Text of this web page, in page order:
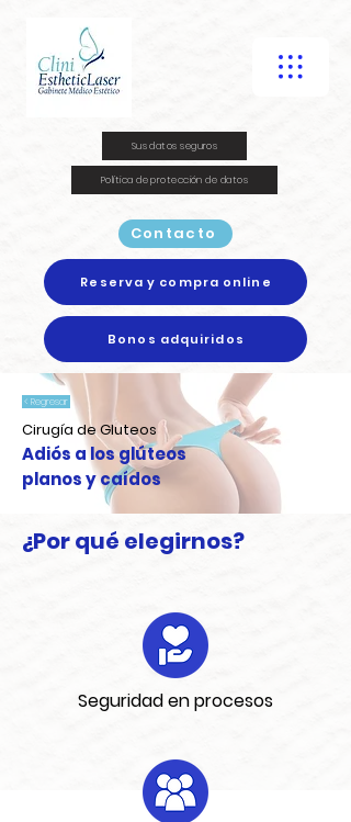
Contacto
Sus datos seguros
Política de protección de datos
Reserva y compra online
Bonos adquiridos
< Regresar
Cirugía de Gluteos
Adiós a los glúteos
planos y caídos
¿Por qué elegirnos?
Seguridad en procesos